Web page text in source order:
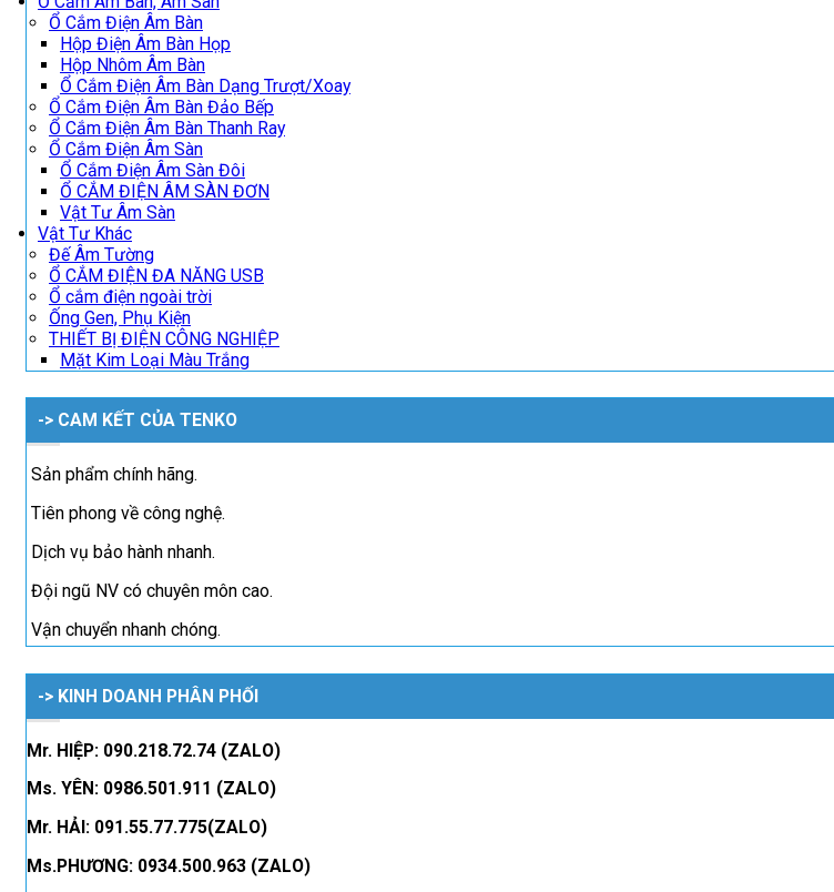
Ổ Cắm Điện Âm Bàn
Hộp Điện Âm Bàn Họp
Hộp Nhôm Âm Bàn
Ổ Cắm Điện Âm Bàn Dạng Trượt/Xoay
Ổ Cắm Điện Âm Bàn Đảo Bếp
Ổ Cắm Điện Âm Bàn Thanh Ray
Ổ Cắm Điện Âm Sàn
Ổ Cắm Điện Âm Sàn Đôi
Ổ CẮM ĐIỆN ÂM SÀN ĐƠN
Vật Tư Âm Sàn
Vật Tư Khác
Đế Âm Tường
Ổ CẮM ĐIỆN ĐA NĂNG USB
Ổ cắm điện ngoài trời
Ống Gen, Phụ Kiện
THIẾT BỊ ĐIỆN CÔNG NGHIỆP
Mặt Kim Loại Màu Trắng
-> CAM KẾT CỦA TENKO
Sản phẩm chính hãng.
Tiên phong về công nghệ.
Dịch vụ bảo hành nhanh.
Đội ngũ NV có chuyên môn cao.
Vận chuyển nhanh chóng.
-> KINH DOANH PHÂN PHỐI
Mr. HIỆP: 090.218.72.74 (ZALO)
Ms. YÊN: 0986.501.911 (ZALO)
Mr. HẢI: 091.55.77.775(ZALO)
Ms.PHƯƠNG: 0934.500.963 (ZALO)